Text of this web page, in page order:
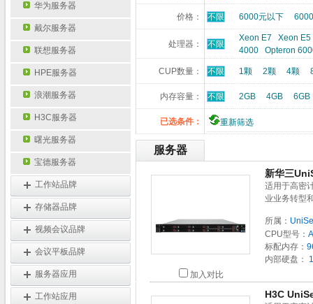
华为服务器
戴尔服务器
联想服务器
HPE服务器
浪潮服务器
H3C服务器
曙光服务器
宝德服务器
工作站品牌
存储器品牌
视频会议品牌
会议平板品牌
服务器应用
工作站应用
价格： 不限 6000元以下
处理器： 不限
Xeon E7
Xeon E5
4000
Opteron
CUP数量： 不限 1颗 2颗 4颗
内存容量： 不限 2GB 4GB 6GB
已选条件： 重新筛选
服务器
加入对比
新华三
适用于高密
业业务转型
所属：
CPU型号：
标配内存：
内部硬盘：
H3C